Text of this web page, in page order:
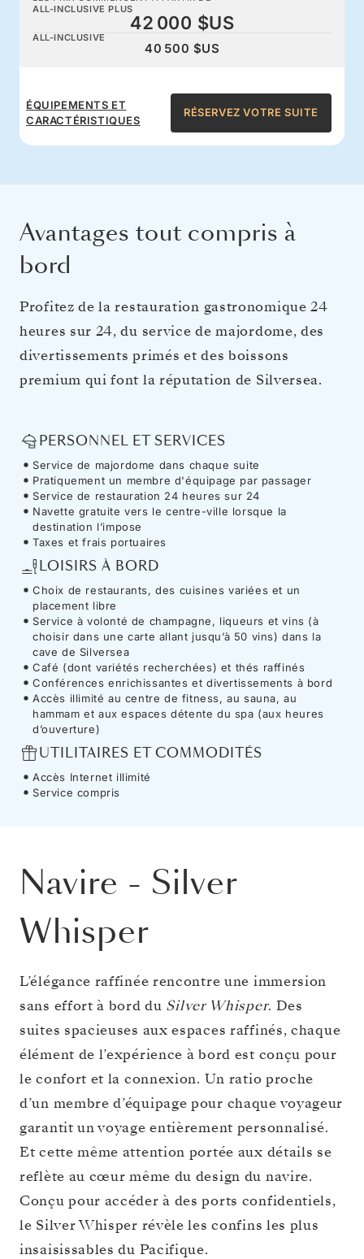
ALL-INCLUSIVE PLUS
42 000 $US
ALL-INCLUSIVE
40 500 $US
ÉQUIPEMENTS ET
CARACTÉRISTIQUES
RÉSERVEZ VOTRE SUITE
Avantages tout compris à
bord
Profitez de la restauration gastronomique 24
heures sur 24, du service de majordome, des
divertissements primés et des boissons
premium qui font la réputation de Silversea.
PERSONNEL ET SERVICES
Service de majordome dans chaque suite
Pratiquement un membre d'équipage par passager
Service de restauration 24 heures sur 24
Navette gratuite vers le centre-ville lorsque la
destination l’impose
Taxes et frais portuaires
LOISIRS À BORD
Choix de restaurants, des cuisines variées et un
placement libre
Service à volonté de champagne, liqueurs et vins (à
choisir dans une carte allant jusqu’à 50 vins) dans la
cave de Silversea
Café (dont variétés recherchées) et thés raffinés
Conférences enrichissantes et divertissements à bord
Accès illimité au centre de fitness, au sauna, au
hammam et aux espaces détente du spa (aux heures
d’ouverture)
UTILITAIRES ET COMMODITÉS
Accès Internet illimité
Service compris
Navire - Silver
Whisper
L’élégance raffinée rencontre une immersion
sans effort à bord du Silver Whisper. Des
suites spacieuses aux espaces raffinés, chaque
élément de l’expérience à bord est conçu pour
le confort et la connexion. Un ratio proche
d’un membre d’équipage pour chaque voyageur
garantit un voyage entièrement personnalisé.
Et cette même attention portée aux détails se
reflète au cœur même du design du navire.
Conçu pour accéder à des ports confidentiels,
le Silver Whisper révèle les confins les plus
insaisissables du Pacifique.